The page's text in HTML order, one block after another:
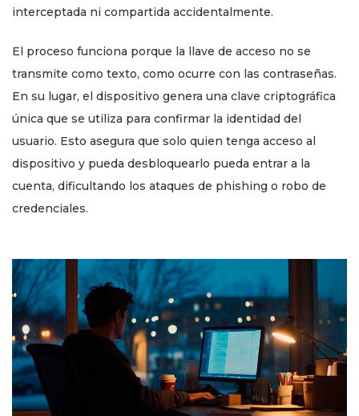
interceptada ni compartida accidentalmente.
El proceso funciona porque la llave de acceso no se
transmite como texto, como ocurre con las contraseñas.
En su lugar, el dispositivo genera una clave criptográfica
única que se utiliza para confirmar la identidad del
usuario. Esto asegura que solo quien tenga acceso al
dispositivo y pueda desbloquearlo pueda entrar a la
cuenta, dificultando los ataques de phishing o robo de
credenciales.